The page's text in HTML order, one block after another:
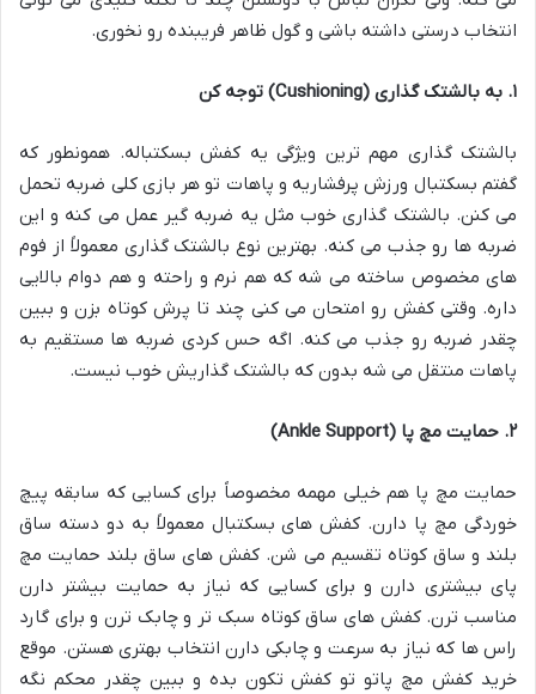
انتخاب درستی داشته باشی و گول ظاهر فریبنده رو نخوری.
۱. به بالشتک گذاری (Cushioning) توجه کن
بالشتک گذاری مهم ترین ویژگی یه کفش بسکتباله. همونطور که
گفتم بسکتبال ورزش پرفشاریه و پاهات تو هر بازی کلی ضربه تحمل
می کنن. بالشتک گذاری خوب مثل یه ضربه گیر عمل می کنه و این
ضربه ها رو جذب می کنه. بهترین نوع بالشتک گذاری معمولاً از فوم
های مخصوص ساخته می شه که هم نرم و راحته و هم دوام بالایی
داره. وقتی کفش رو امتحان می کنی چند تا پرش کوتاه بزن و ببین
چقدر ضربه رو جذب می کنه. اگه حس کردی ضربه ها مستقیم به
پاهات منتقل می شه بدون که بالشتک گذاریش خوب نیست.
۲. حمایت مچ پا (Ankle Support)
حمایت مچ پا هم خیلی مهمه مخصوصاً برای کسایی که سابقه پیچ
خوردگی مچ پا دارن. کفش های بسکتبال معمولاً به دو دسته ساق
بلند و ساق کوتاه تقسیم می شن. کفش های ساق بلند حمایت مچ
پای بیشتری دارن و برای کسایی که نیاز به حمایت بیشتر دارن
مناسب ترن. کفش های ساق کوتاه سبک تر و چابک ترن و برای گارد
راس ها که نیاز به سرعت و چابکی دارن انتخاب بهتری هستن. موقع
خرید کفش مچ پاتو تو کفش تکون بده و ببین چقدر محکم نگه